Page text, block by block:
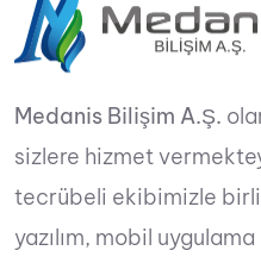
Medanis Bilişim A.Ş.
sizlere hizmet
tecrübeli ekibimizle
yazılım, mobil